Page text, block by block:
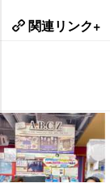
関連リンク+